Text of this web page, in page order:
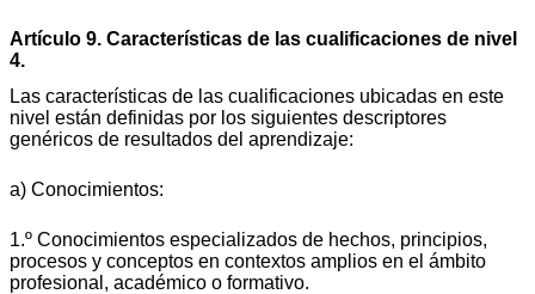
Artículo 9. Características de las cualificaciones de nivel
4.
Las características de las cualificaciones ubicadas en este
nivel están definidas por los siguientes descriptores
genéricos de resultados del aprendizaje:
a) Conocimientos:
1.º Conocimientos especializados de hechos, principios,
procesos y conceptos en contextos amplios en el ámbito
profesional, académico o formativo.